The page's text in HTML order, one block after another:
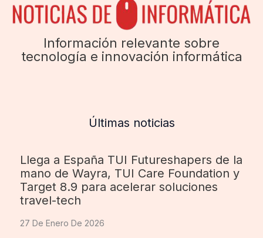
Información relevante sobre
tecnología e innovación informática
Últimas noticias
Llega a España TUI Futureshapers de la
mano de Wayra, TUI Care Foundation y
Target 8.9 para acelerar soluciones
travel-tech
27 De Enero De 2026